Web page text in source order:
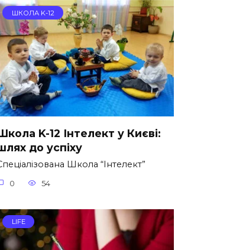
ШКОЛА K-12
K-12 Інтелект у Києві:
до успіху
Школа “Інтелект”
0 54
LIFE